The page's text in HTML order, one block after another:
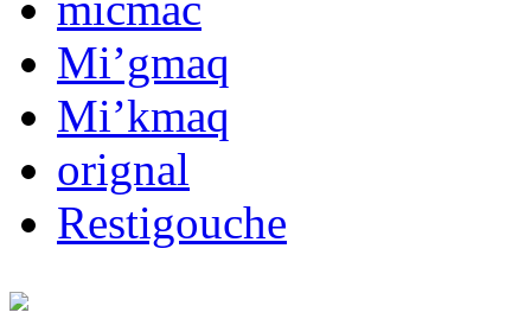
Mi’gmaq
Mi’kmaq
orignal
Restigouche